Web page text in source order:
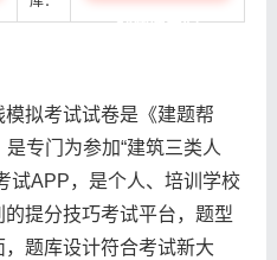
线题库中心
拟考试试卷是《建题帮
专门为参加“建筑三类人
试APP，是个人、培训学校
提分技巧考试平台，题型
题库设计符合考试新大